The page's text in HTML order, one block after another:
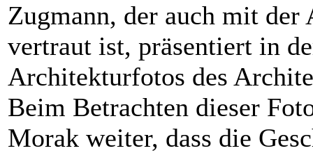
Zugmann, der auch mit der
vertraut ist, präsentiert in
Architekturfotos des
Beim Betrachten dieser
Morak weiter, dass die